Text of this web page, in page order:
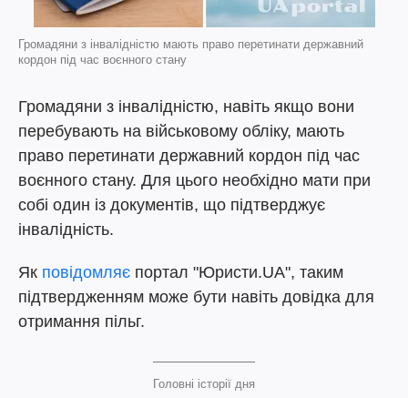
Громадяни з інвалідністю мають право перетинати державний
кордон під час воєнного стану
Громадяни з інвалідністю, навіть якщо вони
перебувають на військовому обліку, мають
право перетинати державний кордон під час
воєнного стану. Для цього необхідно мати при
собі один із документів, що підтверджує
інвалідність.
Як повідомляє портал "Юристи.UA", таким
підтвердженням може бути навіть довідка для
отримання пільг.
Головні історії дня